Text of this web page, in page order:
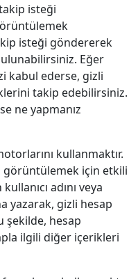
isteği
isteği göndererek
Eğer
kabul ederse, gizli
takip edebilirsiniz.
ne yapmanız
kullanmaktır.
görüntülemek için etkili
adını veya
yazarak, gizli hesap
şekilde, hesap
ilgili diğer içerikleri